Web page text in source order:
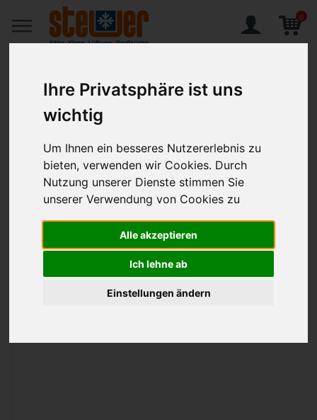
Ihre Privatsphäre ist uns
wichtig
Um Ihnen ein besseres Nutzererlebnis zu
bieten, verwenden wir Cookies. Durch
Nutzung unserer Dienste stimmen Sie
unserer Verwendung von Cookies zu
Alle akzeptieren
Ich lehne ab
Einstellungen ändern
0
Home
Produkte
Companion, Coupteller tief
rund ø 279 mm / 1,50 l petrol
BHS-09251328E1000000